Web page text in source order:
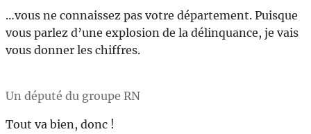
…vous ne connaissez pas votre département. Puisque
vous parlez d’une explosion de la délinquance, je vais
vous donner les chiffres.
Un député du groupe RN
Tout va bien, donc !